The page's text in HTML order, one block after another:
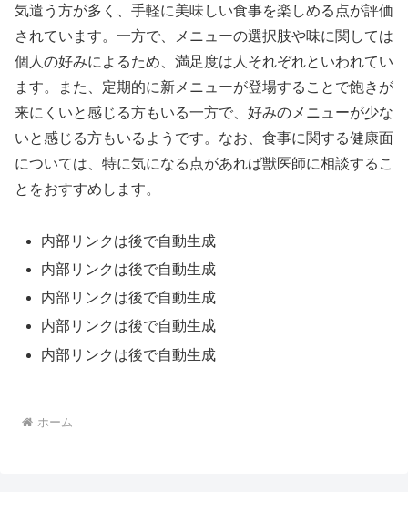
気遣う方が多く、手軽に美味しい食事を楽しめる点が評価
されています。一方で、メニューの選択肢や味に関しては
個人の好みによるため、満足度は人それぞれといわれてい
ます。また、定期的に新メニューが登場することで飽きが
来にくいと感じる方もいる一方で、好みのメニューが少な
いと感じる方もいるようです。なお、食事に関する健康面
については、特に気になる点があれば獣医師に相談するこ
とをおすすめします。
内部リンクは後で自動生成
内部リンクは後で自動生成
内部リンクは後で自動生成
内部リンクは後で自動生成
内部リンクは後で自動生成
ホーム